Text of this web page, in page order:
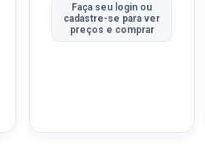
Faça seu login ou
cadastre-se para ver
preços e comprar